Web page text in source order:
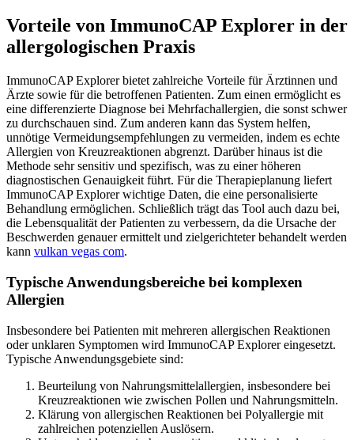
Vorteile von ImmunoCAP Explorer in der
allergologischen Praxis
ImmunoCAP Explorer bietet zahlreiche Vorteile für Ärztinnen und
Ärzte sowie für die betroffenen Patienten. Zum einen ermöglicht es
eine differenzierte Diagnose bei Mehrfachallergien, die sonst schwer
zu durchschauen sind. Zum anderen kann das System helfen,
unnötige Vermeidungsempfehlungen zu vermeiden, indem es echte
Allergien von Kreuzreaktionen abgrenzt. Darüber hinaus ist die
Methode sehr sensitiv und spezifisch, was zu einer höheren
diagnostischen Genauigkeit führt. Für die Therapieplanung liefert
ImmunoCAP Explorer wichtige Daten, die eine personalisierte
Behandlung ermöglichen. Schließlich trägt das Tool auch dazu bei,
die Lebensqualität der Patienten zu verbessern, da die Ursache der
Beschwerden genauer ermittelt und zielgerichteter behandelt werden
kann vulkan vegas com.
Typische Anwendungsbereiche bei komplexen
Allergien
Insbesondere bei Patienten mit mehreren allergischen Reaktionen
oder unklaren Symptomen wird ImmunoCAP Explorer eingesetzt.
Typische Anwendungsgebiete sind:
Beurteilung von Nahrungsmittelallergien, insbesondere bei
Kreuzreaktionen wie zwischen Pollen und Nahrungsmitteln.
Klärung von allergischen Reaktionen bei Polyallergie mit
zahlreichen potenziellen Auslösern.